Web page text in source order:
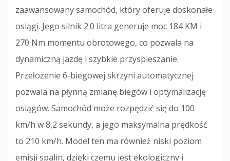
zaawansowany samochód, który oferuje doskonałe
osiągi. Jego silnik 2.0 litra generuje moc 184 KM i
270 Nm momentu obrotowego, co pozwala na
dynamiczną jazdę i szybkie przyspieszanie.
Przełożenie 6-biegowej skrzyni automatycznej
pozwala na płynną zmianę biegów i optymalizację
osiągów. Samochód może rozpędzić się do 100
km/h w 8,2 sekundy, a jego maksymalna prędkość
to 210 km/h. Model ten ma również niski poziom
emisji spalin, dzięki czemu jest ekologiczny i